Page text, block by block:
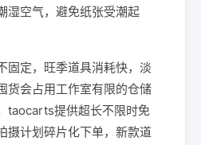
湿空气，避免纸张受潮起
固定，旺季道具消耗快，淡
货会占用工作室有限的仓储
taocarts提供超长不限时免
摄计划碎片化下单，新款道